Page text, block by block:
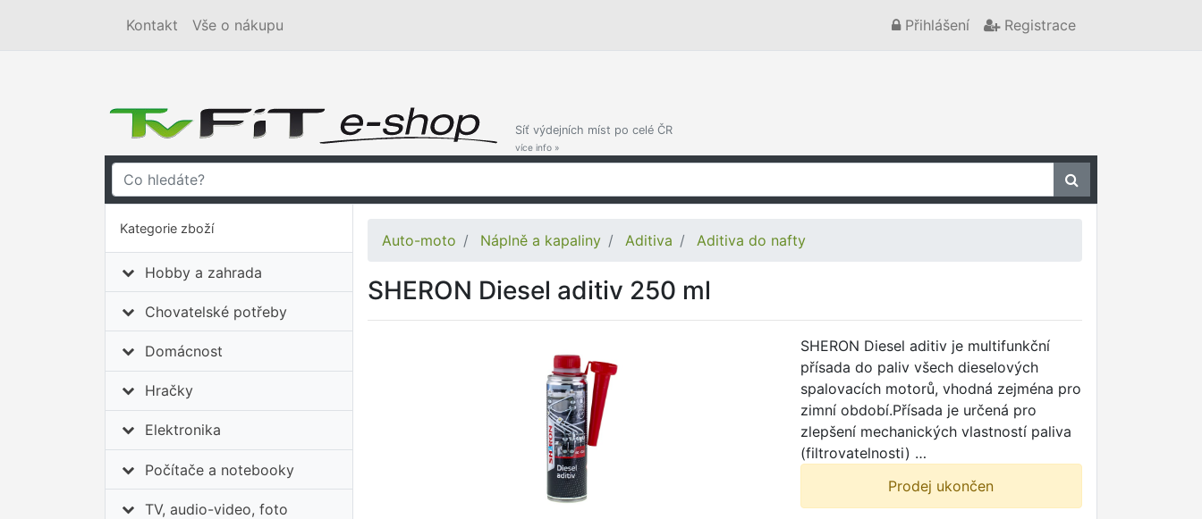
Kontakt Vše o nákupu Přihlášení Registrace
Síť výdejních míst po celé ČR
více info »
Kategorie zboží
Hobby a zahrada
Chovatelské potřeby
Domácnost
Hračky
Elektronika
Počítače a notebooky
TV, audio-video, foto
Auto-moto Náplně a kapaliny Aditiva Aditiva do nafty
SHERON Diesel aditiv 250 ml
SHERON Diesel aditiv je multifunkční
přísada do paliv všech dieselových
spalovacích motorů, vhodná zejména pro
zimní období.Přísada je určená pro
zlepšení mechanických vlastností paliva
(filtrovatelnosti) …
Prodej ukončen